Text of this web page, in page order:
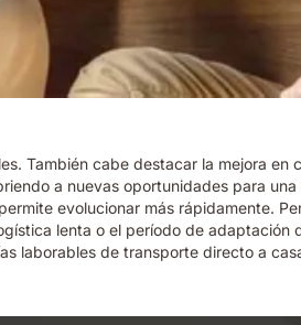
También cabe destacar la mejora
a nuevas oportunidades para
evolucionar más rápidamente.
lenta o el período de
laborables de transporte directo a